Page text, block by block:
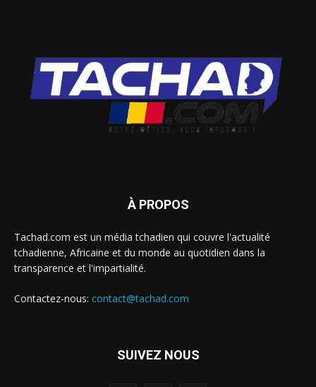
À PROPOS
Tachad.com est un média tchadien qui couvre l'actualité
tchadienne, Africaine et du monde au quotidien dans la
transparence et l'impartialité.
Contactez-nous: contact@tachad.com
SUIVEZ NOUS